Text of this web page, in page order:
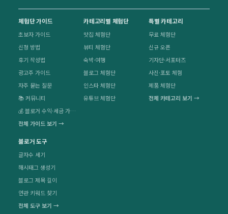
체험단 가이드
초보자 가이드
신청 방법
후기 작성법
광고주 가이드
자주 묻는 질문
📚 커뮤니티
💰 블로거 수익·세금 가이드
전체 가이드 보기 →
카테고리별 체험단
맛집 체험단
뷰티 체험단
숙박·여행
블로그 체험단
인스타 체험단
유튜브 체험단
특별 카테고리
무료 체험단
신규 오픈
기자단·서포터즈
사진·포토 체험
제품 체험단
전체 카테고리 보기 →
블로거 도구
글자수 세기
해시태그 생성기
블로그 제목 길이
연관 키워드 찾기
전체 도구 보기 →